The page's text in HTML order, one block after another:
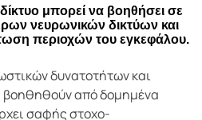
μπορεί να βοηθήσει σε
νευρωνικών δικτύων και
περιοχών του εγκεφάλου.
δυνατοτήτων και
βοηθηθούν από δομημένα
σαφής στοχο-